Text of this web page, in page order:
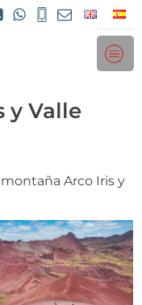
y Valle
Arco Iris y